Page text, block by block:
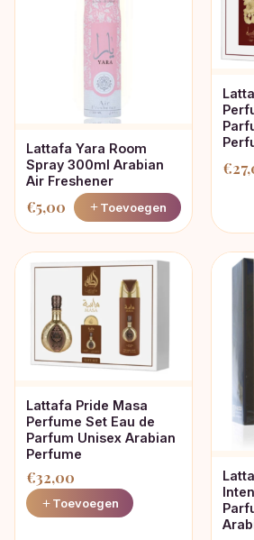
Lattafa Yara Room
Spray 300ml Arabian
Air Freshener
€5,00 Toevoegen
€
Lattafa Pride Masa
Perfume Set Eau de
Parfum Unisex Arabian
Perfume
€32,00
Toevoegen